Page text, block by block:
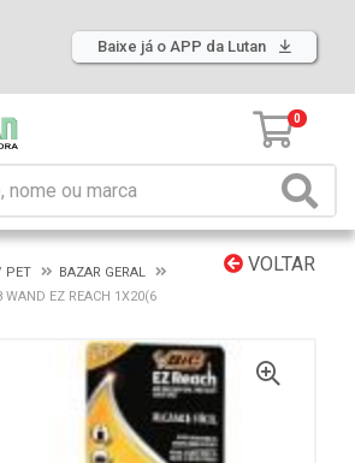
Baixe já o APP da Lutan
0
VOLTAR
PET
BAZAR GERAL
EZ REACH 1X20(6